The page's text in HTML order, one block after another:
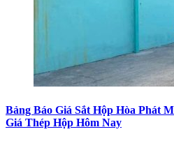
Bảng Báo Giá Sắt Hộp Hòa Phát
Giá Thép Hộp Hôm Nay